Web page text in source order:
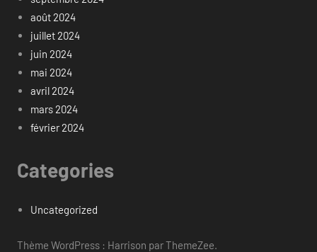
août 2024
juillet 2024
juin 2024
mai 2024
avril 2024
mars 2024
février 2024
Categories
Uncategorized
Thème WordPress : Harrison par ThemeZee.